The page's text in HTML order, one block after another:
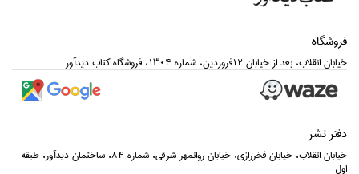
فروشگاه
خيابان انقلاب، بعد از خيابان 12فروردين، شماره 1304، فروشگاه كتاب ديدآور
دفتر نشر
خيابان انقلاب، خيابان فخررازي، خيابان روانمهر شرقي، شماره 84، ساختمان ديدآور، طبقه
اول